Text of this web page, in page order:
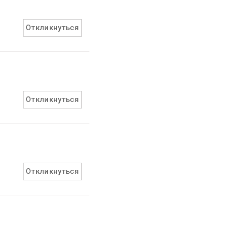
Откликнуться
Откликнуться
Откликнуться